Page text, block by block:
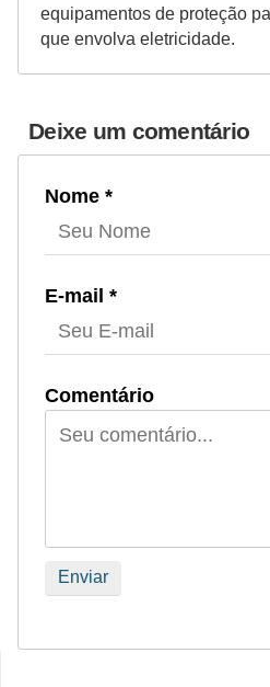
equipamentos de proteção
que envolva eletricidade.
Deixe um comentário
Nome *
E-mail *
Comentário